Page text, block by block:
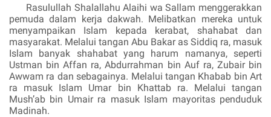
Rasulullah Shalallahu Alaihi wa Sallam menggerakkan
pemuda dalam kerja dakwah. Melibatkan mereka untuk
menyampaikan Islam kepada kerabat, shahabat dan
masyarakat. Melalui tangan Abu Bakar as Siddiq ra, masuk
Islam banyak shahabat yang harum namanya, seperti
Ustman bin Affan ra, Abdurrahman bin Auf ra, Zubair bin
Awwam ra dan sebagainya. Melalui tangan Khabab bin Art
ra masuk Islam Umar bin Khattab ra. Melalui tangan
Mush’ab bin Umair ra masuk Islam mayoritas penduduk
Madinah.